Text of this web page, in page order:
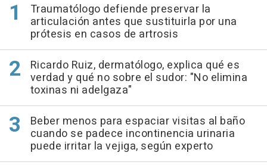
Traumatólogo defiende preservar la
articulación antes que sustituirla por una
prótesis en casos de artrosis
Ricardo Ruiz, dermatólogo, explica qué es
verdad y qué no sobre el sudor: "No elimina
toxinas ni adelgaza"
Beber menos para espaciar visitas al baño
cuando se padece incontinencia urinaria
puede irritar la vejiga, según experto